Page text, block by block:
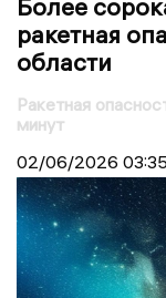
Более
ракетная
области
Ракетная
минут
02/06/2026 03:35